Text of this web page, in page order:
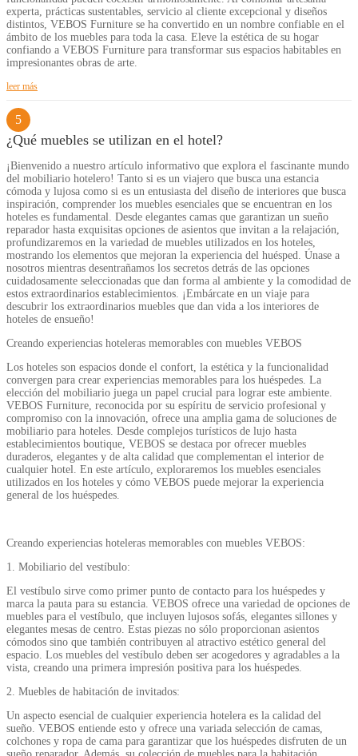
experta, prácticas sustentables, servicio al cliente excepcional y diseños
distintos, VEBOS Furniture se ha convertido en un nombre confiable en el
ámbito de los muebles para toda la casa. Eleve la estética de su hogar
confiando a VEBOS Furniture para transformar sus espacios habitables en
impresionantes obras de arte.
leer más
5
¿Qué muebles se utilizan en el hotel?
¡Bienvenido a nuestro artículo informativo que explora el fascinante mundo
del mobiliario hotelero! Tanto si es un viajero que busca una estancia
cómoda y lujosa como si es un entusiasta del diseño de interiores que busca
inspiración, comprender los muebles esenciales que se encuentran en los
hoteles es fundamental. Desde elegantes camas que garantizan un sueño
reparador hasta exquisitas opciones de asientos que invitan a la relajación,
profundizaremos en la variedad de muebles utilizados en los hoteles,
mostrando los elementos que mejoran la experiencia del huésped. Únase a
nosotros mientras desentrañamos los secretos detrás de las opciones
cuidadosamente seleccionadas que dan forma al ambiente y la comodidad de
estos extraordinarios establecimientos. ¡Embárcate en un viaje para
descubrir los extraordinarios muebles que dan vida a los interiores de
hoteles de ensueño!
Creando experiencias hoteleras memorables con muebles VEBOS
Los hoteles son espacios donde el confort, la estética y la funcionalidad
convergen para crear experiencias memorables para los huéspedes. La
elección del mobiliario juega un papel crucial para lograr este ambiente.
VEBOS Furniture, reconocida por su espíritu de servicio profesional y
compromiso con la innovación, ofrece una amplia gama de soluciones de
mobiliario para hoteles. Desde complejos turísticos de lujo hasta
establecimientos boutique, VEBOS se destaca por ofrecer muebles
duraderos, elegantes y de alta calidad que complementan el interior de
cualquier hotel. En este artículo, exploraremos los muebles esenciales
utilizados en los hoteles y cómo VEBOS puede mejorar la experiencia
general de los huéspedes.
Creando experiencias hoteleras memorables con muebles VEBOS:
1. Mobiliario del vestíbulo:
El vestíbulo sirve como primer punto de contacto para los huéspedes y
marca la pauta para su estancia. VEBOS ofrece una variedad de opciones de
muebles para el vestíbulo, que incluyen lujosos sofás, elegantes sillones y
elegantes mesas de centro. Estas piezas no sólo proporcionan asientos
cómodos sino que también contribuyen al atractivo estético general del
espacio. Los muebles del vestíbulo deben ser acogedores y agradables a la
vista, creando una primera impresión positiva para los huéspedes.
2. Muebles de habitación de invitados:
Un aspecto esencial de cualquier experiencia hotelera es la calidad del
sueño. VEBOS entiende esto y ofrece una variada selección de camas,
colchones y ropa de cama para garantizar que los huéspedes disfruten de un